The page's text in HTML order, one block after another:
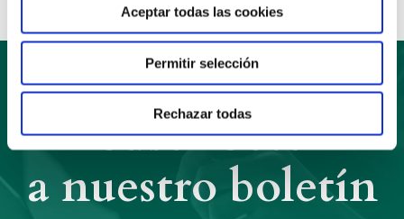
Aceptar todas las cookies
Permitir selección
Rechazar todas
Suscríbete
a nuestro boletín